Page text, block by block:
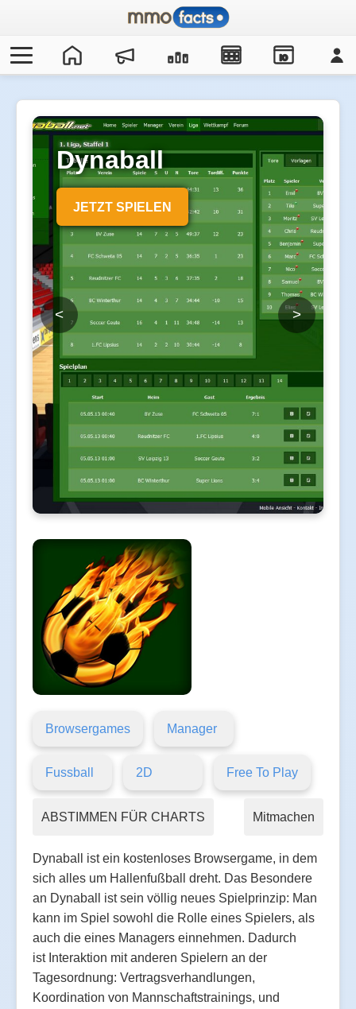
IO
Dynaball
JETZT SPIELEN
< >
Browsergames Manager
Fussball 2D Free To Play
ABSTIMMEN FÜR CHARTS Mitmachen
Dynaball ist ein kostenloses Browsergame, in dem
sich alles um Hallenfußball dreht. Das Besondere
an Dynaball ist sein völlig neues Spielprinzip: Man
kann im Spiel sowohl die Rolle eines Spielers, als
auch die eines Managers einnehmen. Dadurch
ist Interaktion mit anderen Spielern an der
Tagesordnung: Vertragsverhandlungen,
Koordination von Mannschaftstrainings, und